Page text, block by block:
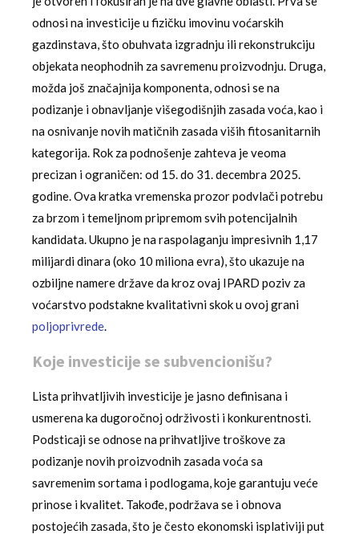
odnosi na investicije u fizičku imovinu voćarskih
gazdinstava, što obuhvata izgradnju ili rekonstrukciju
objekata neophodnih za savremenu proizvodnju. Druga,
možda još značajnija komponenta, odnosi se na
podizanje i obnavljanje višegodišnjih zasada voća, kao i
na osnivanje novih matičnih zasada viših fitosanitarnih
kategorija. Rok za podnošenje zahteva je veoma
precizan i ograničen: od 15. do 31. decembra 2025.
godine. Ova kratka vremenska prozor podvlači potrebu
za brzom i temeljnom pripremom svih potencijalnih
kandidata. Ukupno je na raspolaganju impresivnih 1,17
milijardi dinara (oko 10 miliona evra), što ukazuje na
ozbiljne namere države da kroz ovaj IPARD poziv za
voćarstvo podstakne kvalitativni skok u ovoj grani
poljoprivrede.
Koje investicije se subvencionišu?
Lista prihvatljivih investicije je jasno definisana i
usmerena ka dugoročnoj održivosti i konkurentnosti.
Podsticaji se odnose na prihvatljive troškove za
podizanje novih proizvodnih zasada voća sa
savremenim sortama i podlogama, koje garantuju veće
prinose i kvalitet. Takođe, podržava se i obnova
postojećih zasada, što je često ekonomski isplativiji put